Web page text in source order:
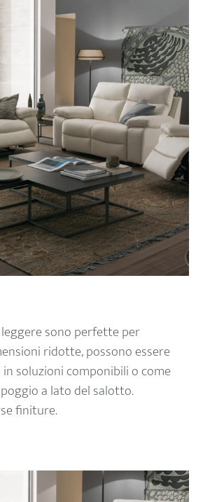
sono perfette per
ridotte, possono essere
soluzioni componibili o come
a lato del salotto.
finiture.